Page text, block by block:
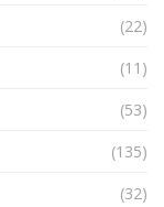
(22)
(11)
(53)
(135)
(32)